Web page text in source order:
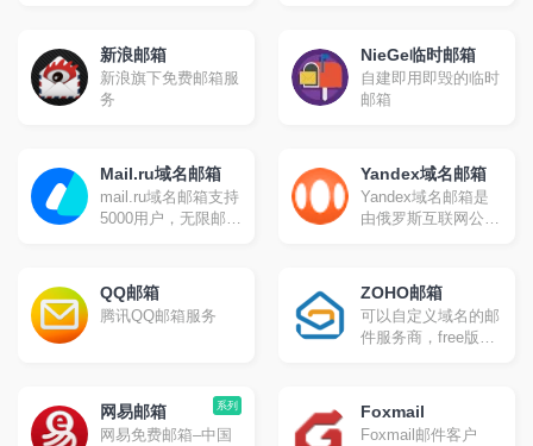
务。
新浪邮箱
新浪旗下免费邮箱服
务
NieGe临时邮箱
自建即用即毁的临时
邮箱
Mail.ru域名邮箱
mail.ru域名邮箱支持
5000用户，无限邮箱
Yandex域名邮箱
Yandex域名邮箱是
由俄罗斯互联网公司
SMTP/POP3/IMAP
QQ邮箱
腾讯QQ邮箱服务
ZOHO邮箱
可以自定义域名的邮
件服务商，free版不
系列
网易邮箱
网易免费邮箱–中国
Foxmail
Foxmail邮件客户